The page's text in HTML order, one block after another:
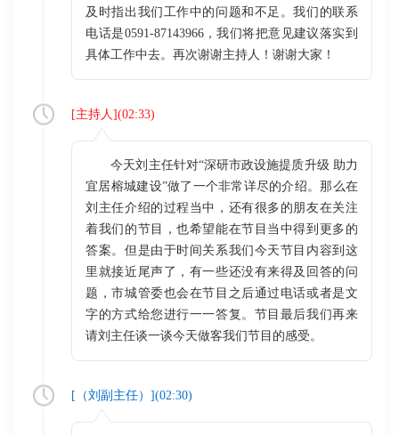
及时指出我们工作中的问题和不足。我们的联系
电话是0591-87143966，我们将把意见建议落实到
具体工作中去。再次谢谢主持人！谢谢大家！
[主持人](02:33)
今天刘主任针对“深研市政设施提质升级 助力
宜居榕城建设”做了一个非常详尽的介绍。那么在
刘主任介绍的过程当中，还有很多的朋友在关注
着我们的节目，也希望能在节目当中得到更多的
答案。但是由于时间关系我们今天节目内容到这
里就接近尾声了，有一些还没有来得及回答的问
题，市城管委也会在节目之后通过电话或者是文
字的方式给您进行一一答复。节目最后我们再来
请刘主任谈一谈今天做客我们节目的感受。
[（刘副主任）](02:30)